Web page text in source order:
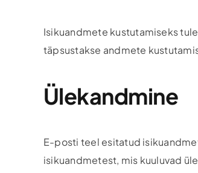
Isikuandmete kustutamiseks
täpsustakse andmete
Ülekandmine
E-posti teel esitatud
isikuandmetest, mis kuuluvad